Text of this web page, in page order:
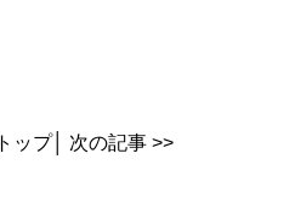
トップ│ 次の記事 >>